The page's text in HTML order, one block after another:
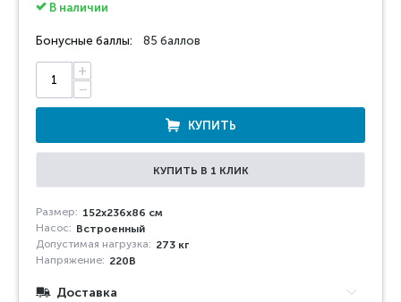
В наличии
Бонусные баллы: 85 баллов
+
−
КУПИТЬ
КУПИТЬ В 1 КЛИК
Размер: 152x236x86 см
Насос: Встроенный
Допустимая нагрузка: 273 кг
Напряжение: 220В
Доставка